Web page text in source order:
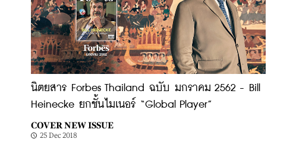
นิตยสาร Forbes Thailand ฉบับ มกราคม 2562 - Bill
Heinecke ยกชั้นไมเนอร์ “Global Player”
COVER NEW ISSUE
25 Dec 2018